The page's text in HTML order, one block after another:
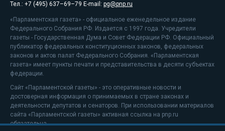
Тел.: +7 (495) 637–69–79 E-mail: pg@pnp.ru
«Парламентская газета» - официальное еженедельное издание
Федерального Собрания РФ. Издается с 1997 года. Учредители
газеты - Государственная Дума и Совет Федерации РФ. Официальный
публикатор федеральных конституционных законов, федеральных
законов и актов палат Федерального Собрания. «Парламентская
газета» имеет пункты печати и представительства в десяти субъектах
федерации.
Сайт «Парламентской газеты» - это оперативные новости и
достоверная информация о принимаемых в стране законах и
деятельности депутатов и сенаторов. При использовании материалов
сайта «Парламентской газеты» активная ссылка на pnp.ru
обязательна.